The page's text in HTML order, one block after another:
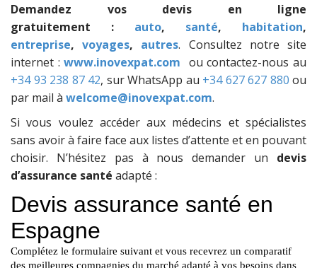
Demandez vos devis en ligne
gratuitement :
auto, santé, habitation,
entreprise,voyages, autres. Consultez notre site
internet :www.inovexpat.com ou contactez-nous au
+34 93 238 87 42, sur WhatsApp au +34 627 627 880 ou
par mail à welcome@inovexpat.com.
Si vous voulez accéder aux médecins et spécialistes
sans avoir à faire face aux listes d’attente et en pouvant
choisir. N’hésitez pas à nous demander un devis
d’assurance santé adapté :